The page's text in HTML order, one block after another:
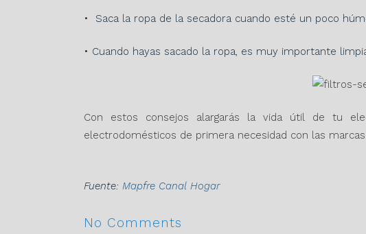
• Saca la ropa de la secadora cuando esté un poco
• Cuando hayas sacado la ropa, es muy importante
Con estos consejos alargarás la vida útil de tu
electrodomésticos de primera necesidad con las
Fuente: Mapfre Canal Hogar
No Comments